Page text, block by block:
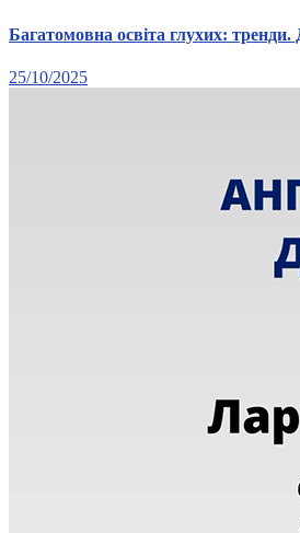
Багатомовна освіта глухих: тренди.
25/10/2025